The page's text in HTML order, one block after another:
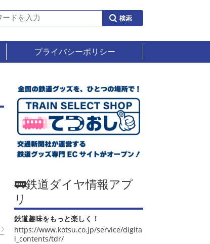
プライバシーポリシー
🚃鉄道ダイヤ情報アプ
リ
鉄道趣味をもっと楽しく！
https://www.kotsu.co.jp/service/digita
l_contents/tdr/